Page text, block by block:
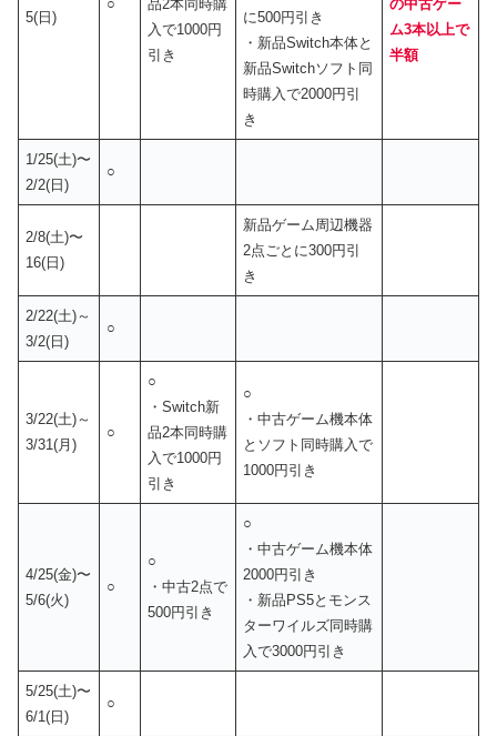
5(日)
○
品2本同時購
入で1000円
引き
に500円引き
・新品Switch本体と
新品Switchソフト同
時購入で2000円引
き
の中古ゲー
ム3本以上で
半額
1/25(土)〜
2/2(日)
○
2/8(土)〜
16(日)
新品ゲーム周辺機器
2点ごとに300円引
き
2/22(土)～
3/2(日)
○
3/22(土)～
3/31(月)
○
○
・Switch新
品2本同時購
入で1000円
引き
○
・中古ゲーム機本体
とソフト同時購入で
1000円引き
4/25(金)〜
5/6(火)
○
○
・中古2点で
500円引き
○
・中古ゲーム機本体
2000円引き
・新品PS5とモンス
ターワイルズ同時購
入で3000円引き
5/25(土)〜
6/1(日)
○